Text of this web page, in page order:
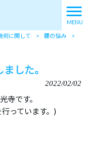
MENU
術に関して > 腰の悩み
>
した。
2022/02/02
です。
っています。)